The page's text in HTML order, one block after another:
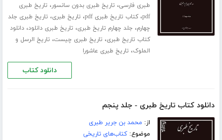
طبری فارسی، تاریخ طبری بدون سانسور، تاریخ طبری
pdf،کتاب تاریخ طبری pdf ، تاریخ طبری، تاریخ طبری جلد
چهارم، جلد چهارم تاریخ طبری، تاریخ طبری دانلود،دانلود
کتاب تاریخ طبری، تاریخ طبری چیست، تاریخ الرسل و
الملوک، تاریخ طبری عاشورا
دانلود کتاب
دانلود کتاب تاریخ طبری - جلد پنجم
از: محمد بن جریر طبری
موضوع:کتاب‌های تاریخی